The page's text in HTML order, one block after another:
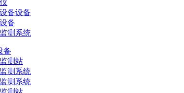
备设备
备
测系统
备
测站
测系统
测系统